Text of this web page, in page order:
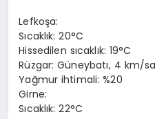
Lefkoşa:
Sıcaklık: 20°C
Hissedilen sıcaklık: 19°C
Rüzgar: Güneybatı, 4 km/
Yağmur ihtimali: %20
Girne:
Sıcaklık: 22°C